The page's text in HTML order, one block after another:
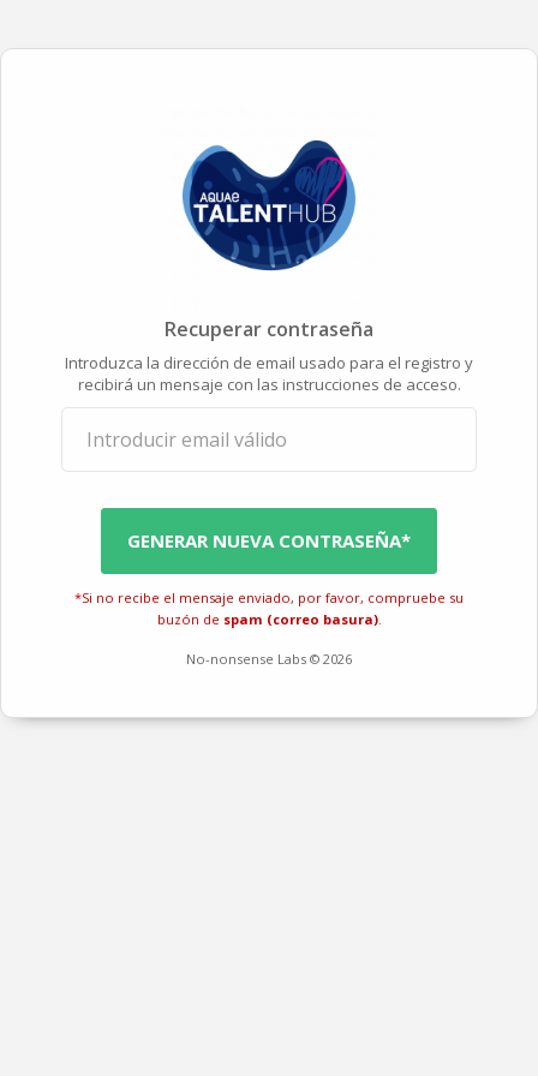
Recuperar contraseña
Introduzca la dirección de email usado para el registro y
recibirá un mensaje con las instrucciones de acceso.
GENERAR NUEVA CONTRASEÑA*
*Si no recibe el mensaje enviado, por favor, compruebe su
buzón de spam (correo basura).
No-nonsense Labs © 2026